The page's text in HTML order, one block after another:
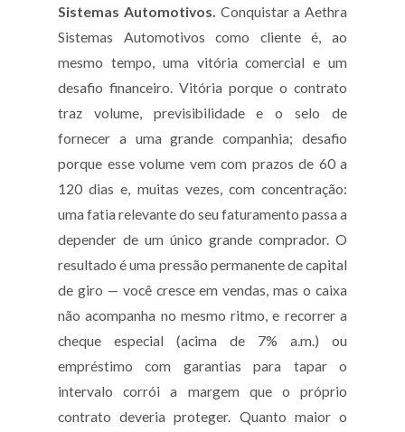
Sistemas Automotivos. Conquistar a Aethra
Sistemas Automotivos como cliente é, ao
mesmo tempo, uma vitória comercial e um
desafio financeiro. Vitória porque o contrato
traz volume, previsibilidade e o selo de
fornecer a uma grande companhia; desafio
porque esse volume vem com prazos de 60 a
120 dias e, muitas vezes, com concentração:
uma fatia relevante do seu faturamento passa a
depender de um único grande comprador. O
resultado é uma pressão permanente de capital
de giro — você cresce em vendas, mas o caixa
não acompanha no mesmo ritmo, e recorrer a
cheque especial (acima de 7% a.m.) ou
empréstimo com garantias para tapar o
intervalo corrói a margem que o próprio
contrato deveria proteger. Quanto maior o